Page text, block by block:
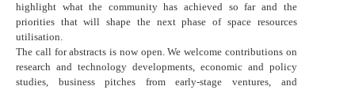
highlight what the community has achieved so far and the
priorities that will shape the next phase of space resources
utilisation.
The call for abstracts is now open. We welcome contributions on
research and technology developments, economic and policy
studies, business pitches from early-stage ventures, and